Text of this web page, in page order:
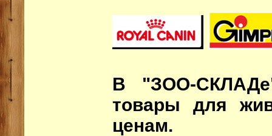
В "ЗОО-
товары для
ценам.